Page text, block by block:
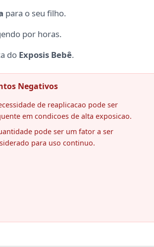
para o seu filho.
por horas.
do Exposis Bebê.
Negativos
de reaplicacao pode ser
em condicoes de alta exposicao.
pode ser um fator a ser
para uso continuo.